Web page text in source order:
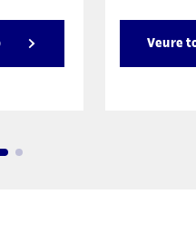
Veure